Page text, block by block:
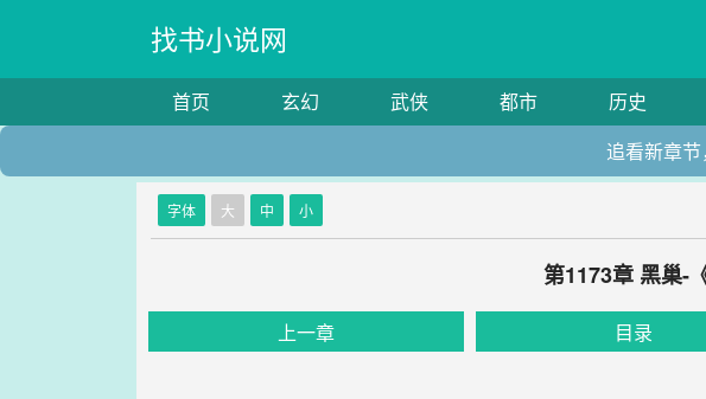
找书小说网
首页 玄幻 武侠 都市 历史
追看新章
字体 大 中 小
第1173章 黑巢-
上一章 目录